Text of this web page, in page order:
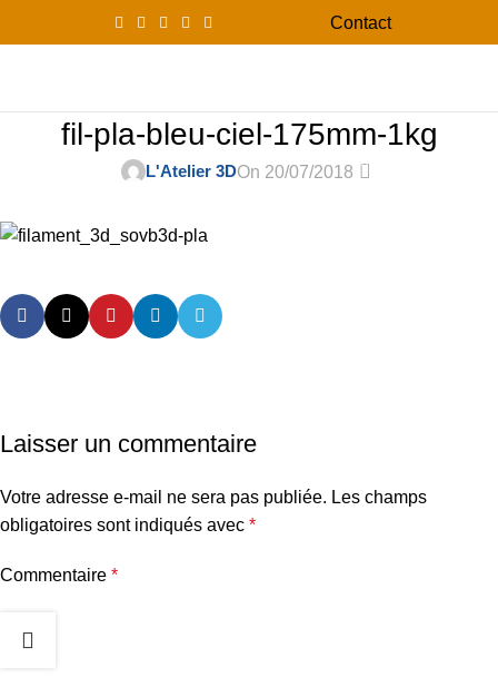
Contact
fil-pla-bleu-ciel-175mm-1kg
L'Atelier 3DOn 20/07/2018 0
Laisser un commentaire
Votre adresse e-mail ne sera pas publiée. Les champs
obligatoires sont indiqués avec *
Commentaire *